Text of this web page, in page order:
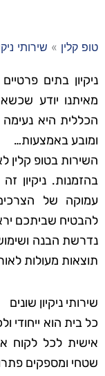
טופ קלין » שירותי
ניקיון בתים
מאיתנו יודע
הכללית היא נעימה
ומובע באמצעות…
השירות בטופ קלין
בהזמנות. ניקיון
עמוקה של
להבטיח שביתכם
נדרשת הבנה
תוצאות מעולות
שירותי ניקיון שונים
כל בית הוא ייחודי
אישית לכל לקוח
שטחי ומספקים